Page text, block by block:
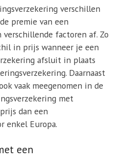
verschillen
premie van een
factoren af. Zo
in prijs wanneer je een
afsluit in plaats
Daarnaast
vaak meegenomen in de
met
dan een
enkel Europa.
een